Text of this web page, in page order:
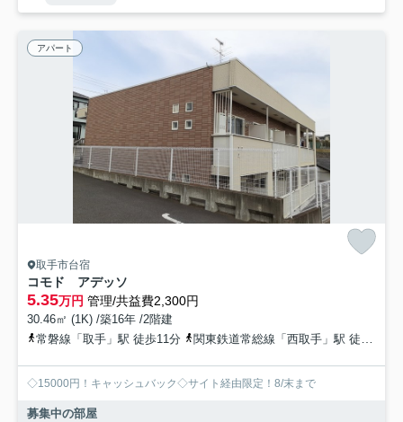
アパート
取手市台宿
コモド アデッソ
5.35万円 管理/共益費2,300円
30.46㎡ (1K) /築16年 /2階建
常磐線「取手」駅 徒歩11分
関東鉄道常総線「西取手」駅 徒歩24分
◇15000円！キャッシュバック◇サイト経由限定！8/末まで
募集中の部屋